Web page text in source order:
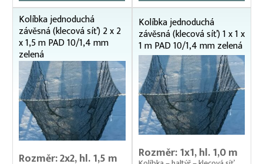
Přepravní bedny na ryby
Rukáv na vysazování
Rybářské pracovní oděvy
Třídička rybího plůdku
Váhy na ryby (trojnožka)
Vatky – zátahové sítě
Vatky sádkové zesílené
Vatky stahovací, kruhové (“Japonky“)
Kolíbka jednoduchá
závěsná (klecová síť) 2 x 2
x 1,5 m PAD 10/1,4 mm
zelená
Rozměr: 2x2, hl. 1,5 m
Kolíbka jednoduchá
závěsná (klecová síť) 1 x 1 x
1 m PAD 10/1,4 mm zelená
Rozměr: 1x1, hl. 1,0 m